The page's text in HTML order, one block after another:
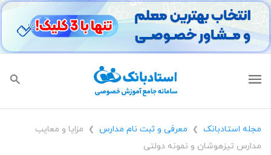
مجله استادبانک ❯ معرفی و ثبت نام مدارس ❯
مزایا و معایب
مدارس تیزهوشان و نمونه دولتی